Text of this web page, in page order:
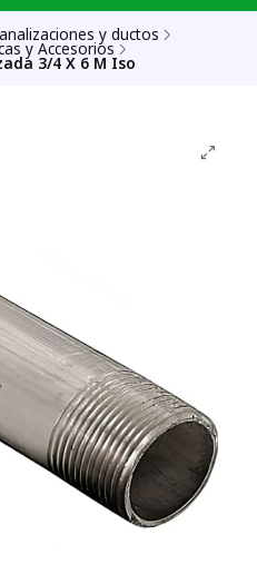
y ductos
y Accesorios
3/4 X 6 M Iso